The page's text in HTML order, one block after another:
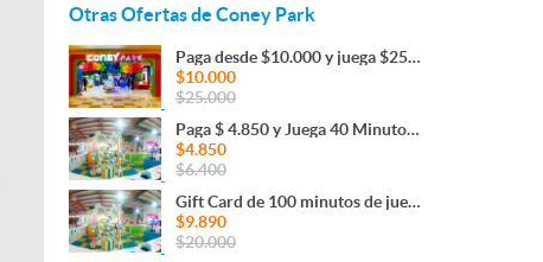
Otras Ofertas de Coney Park
Paga desde $10.000 y juega $25.000 en las áreas Coney Park
$10.000
$25.000
Paga $ 4.850 y Juega 40 Minutos en YuKids o Coney Jump.
$4.850
$6.400
Gift Card de 100 minutos de juego en YuKids o Coney Jump.
$9.890
$20.000